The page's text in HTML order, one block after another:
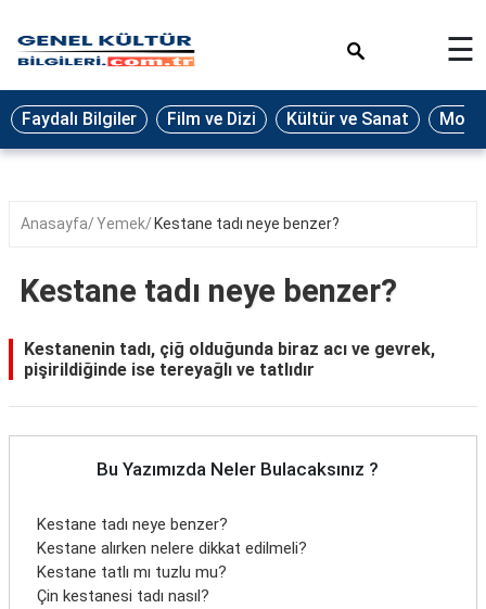
Eğitim
Ekonomi
Seyahat
Oyun
Yaşam
☰
Faydalı Bilgiler Film ve Dizi Kültür ve Sanat
Anasayfa Yemek Kestane tadı neye benzer?
Kestane tadı neye benzer?
Kestanenin tadı, çiğ olduğunda biraz acı ve gevrek,
pişirildiğinde ise tereyağlı ve tatlıdır
Bu Yazımızda Neler Bulacaksınız ?
Kestane tadı neye benzer?
Kestane alırken nelere dikkat edilmeli?
Kestane tatlı mı tuzlu mu?
Çin kestanesi tadı nasıl?